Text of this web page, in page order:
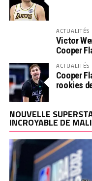
ACTUALITÉS
Victor
Cooper
ACTUALITÉS
Cooper
rookies
NOUVELLE
INCROYABLE DE